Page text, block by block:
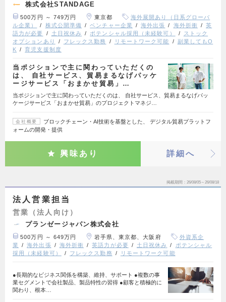
株式会社STANDAGE
500万円 ～ 749万円 東京都
海外展開あり（日系グローバ
ル企業）
株式公開準備 ベンチャー企業 海外出張 海外折衝
英
語力が必要
土日祝休み ポテンシャル採用（未経験可）
ストック
オプションあり
フレックス勤務 リモートワーク可能
副業してもO
K
育児支援制度
当ポジションで主に関わっていただくの
は、 自社サービス、貿易まるなげパッケ
ージサービス「おまかせ貿易」…
当ポジションで主に関わっていただくのは、 自社サービス、貿易まるなげパッ
ケージサービス「おまかせ貿易」のプロジェクトマネジ…
会社概要
ブロックチェーン・AI技術を基盤とした、 デジタル貿易プラットフ
ォームの開発・提供
興味あり 詳細へ
掲載期間 26/08/05～26/08/18
法人営業担当
営業（法人向け）
プランゼージャパン株式会社
500万円 ～ 649万円 岩手県、東京都、大阪府
外資系企
業
海外出張 海外折衝 英語力が必要 土日祝休み
ポテンシャル
採用（未経験可）
フレックス勤務 リモートワーク可能
●長期的なビジネス関係を構築、維持、サポート ●複数の事
業セグメントで会社製品、製品特性の習得 ●顧客と積極的に
関わり、根本…